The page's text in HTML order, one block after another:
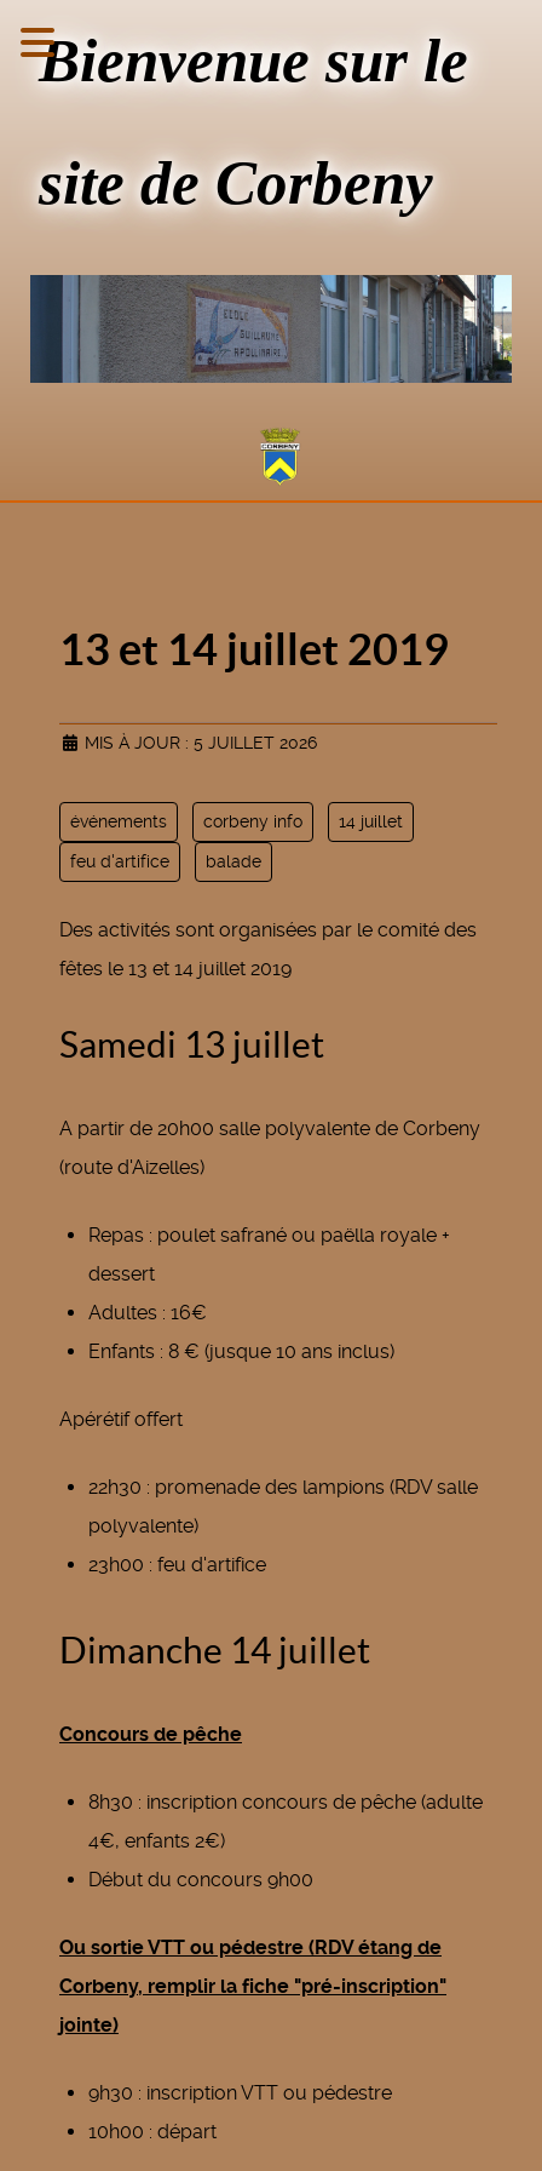
Bienvenue sur le
site de Corbeny
13 et 14 juillet 2019
MIS À JOUR : 5 JUILLET 2026
événements corbeny info 14 juillet
feu d'artifice balade
Des activités sont organisées par le comité des
fêtes le 13 et 14 juillet 2019
Samedi 13 juillet
A partir de 20h00 salle polyvalente de Corbeny
(route d'Aizelles)
Repas : poulet safrané ou paëlla royale +
dessert
Adultes : 16€
Enfants : 8 € (jusque 10 ans inclus)
Apérétif offert
22h30 : promenade des lampions (RDV salle
polyvalente)
23h00 : feu d'artifice
Dimanche 14 juillet
Concours de pêche
8h30 : inscription concours de pêche (adulte
4€, enfants 2€)
Début du concours 9h00
Ou sortie VTT ou pédestre (RDV étang de
Corbeny, remplir la fiche "pré-inscription"
jointe)
9h30 : inscription VTT ou pédestre
10h00 : départ